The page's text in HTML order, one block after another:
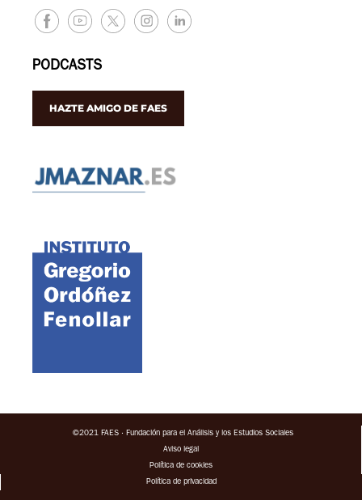
PODCASTS
HAZTE AMIGO DE FAES
©2021 FAES · Fundación para el Análisis y los Estudios Sociales
Aviso legal
Política de cookies
Política de privacidad